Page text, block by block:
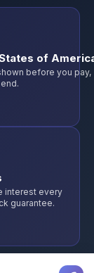
of
before you pay,
interest every
guarantee.